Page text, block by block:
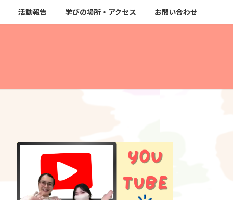
活動報告 学びの場所・アクセス お問い合わせ